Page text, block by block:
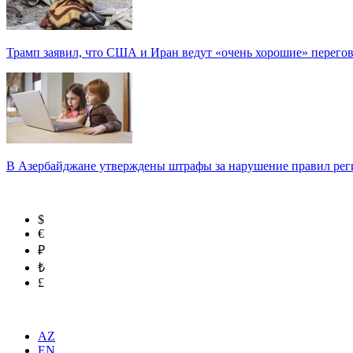
Трамп заявил, что США и Иран ведут «очень хорошие»
В Азербайджане утверждены штрафы за нарушение правил
$
€
₽
₺
£
AZ
EN